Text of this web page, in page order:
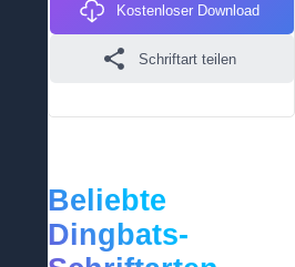
Kostenloser Download
Schriftart teilen
Beliebte
Dingbats-